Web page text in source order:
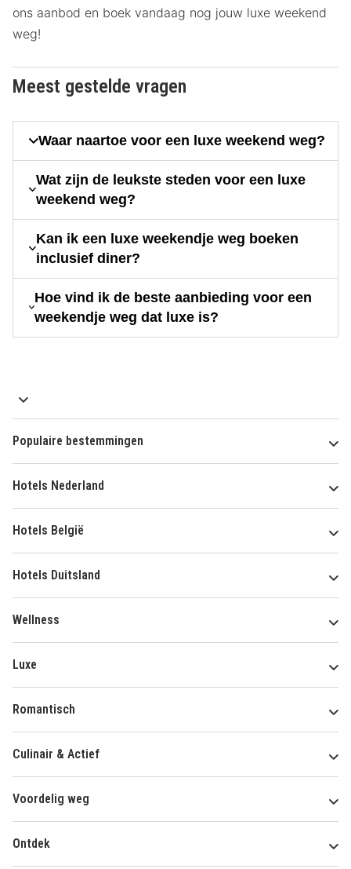
ons aanbod en boek vandaag nog jouw luxe weekend
weg!
Meest gestelde vragen
Waar naartoe voor een luxe weekend weg?
Wat zijn de leukste steden voor een luxe
weekend weg?
Kan ik een luxe weekendje weg boeken
inclusief diner?
Hoe vind ik de beste aanbieding voor een
weekendje weg dat luxe is?
Populaire bestemmingen
Hotels Nederland
Hotels België
Hotels Duitsland
Wellness
Luxe
Romantisch
Culinair & Actief
Voordelig weg
Ontdek